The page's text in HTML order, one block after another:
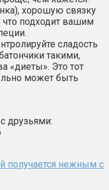
хорошую связку
что подходит вашим
сладость
такими,
«диеты». Это тот
может быть
друзьями:
получается нежным с